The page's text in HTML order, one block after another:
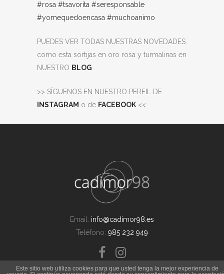
#rosa #tsavorita #seresponsable
#yomequedoencasa #muchoanimo
PUEDES VER TODAS NUESTRAS NOVEDADES
como esta sortijas en oro rosa y turmalinas en
NUESTRO BLOG
>> SÍGUENOS EN NUESTRO PERFIL DE
INSTAGRAM o de FACEBOOK <<
Email: info@cadimor98.es
Teléfono: 985 232 949
Este sitio web utiliza cookies para que usted tenga la mejor experiencia de